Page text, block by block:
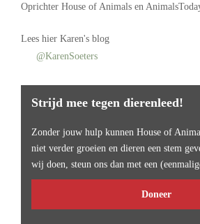
Oprichter House of Animals en
Lees hier Karen's blog
@KarenSoeters
Strijd mee tegen dierenleed!
Zonder jouw hulp kunnen House of
niet verder groeien en dieren een stem
wij doen, steun ons dan met een
Doneer